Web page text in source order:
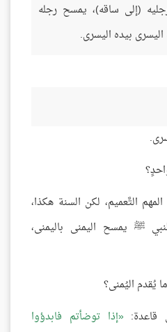
(إلى ساقه)، يمسح رجله
اليسرى بيده اليسرى.
التَّعميم، لكن السنة هكذا،
ﷺ يمسح اليمنى باليمنى،
اليُمنى؟
قاعدة: إذا توضأتم فابدؤوا